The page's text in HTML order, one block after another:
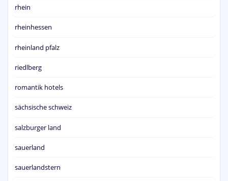
rhein
rheinhessen
rheinland pfalz
riedlberg
romantik hotels
sächsische schweiz
salzburger land
sauerland
sauerlandstern